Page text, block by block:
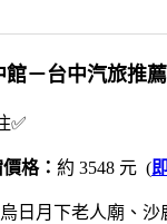
－台中汽旅推薦
✅
格： 約 3548 元 (
烏日月下老人廟、沙